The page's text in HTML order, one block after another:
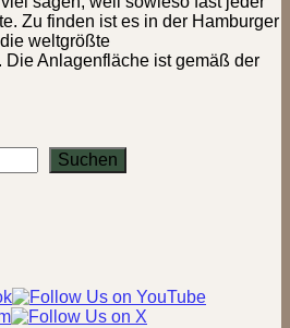
Zu finden ist es in der Hamburger
weltgrößte
Anlagenfläche ist gemäß der
Suchen